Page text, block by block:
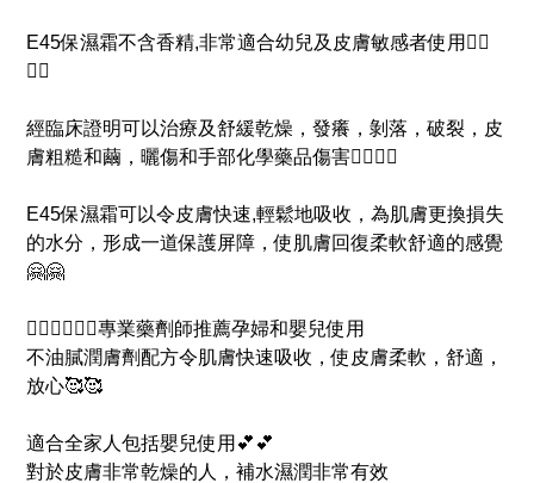
E45保濕霜不含香精,非常適合幼兒及皮膚敏感者使用👍🏻
👍🏻
經臨床證明可以治療及舒緩乾燥，發癢，剝落，破裂，皮
膚粗糙和繭，曬傷和手部化學藥品傷害🖐🏻🖐🏻
E45保濕霜可以令皮膚快速,輕鬆地吸收，為肌膚更換損失
的水分，形成一道保護屏障，使肌膚回復柔軟舒適的感覺
🤗🤗
👨🏻‍⚕️👩🏻‍⚕️專業藥劑師推薦孕婦和嬰兒使用
不油膩潤膚劑配方令肌膚快速吸收，使皮膚柔軟，舒適，
放心🥰🥰
適合全家人包括嬰兒使用💕💕
對於皮膚非常乾燥的人，補水濕潤非常有效